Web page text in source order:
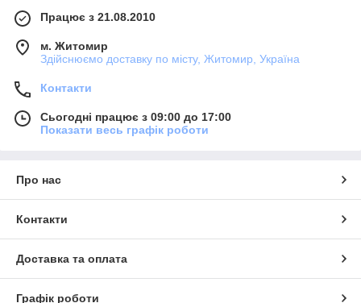
Працює з 21.08.2010
м. Житомир
Здійснюємо доставку по місту, Житомир, Україна
Контакти
Сьогодні працює з 09:00 до 17:00
Показати весь графік роботи
Про нас
Контакти
Доставка та оплата
Графік роботи